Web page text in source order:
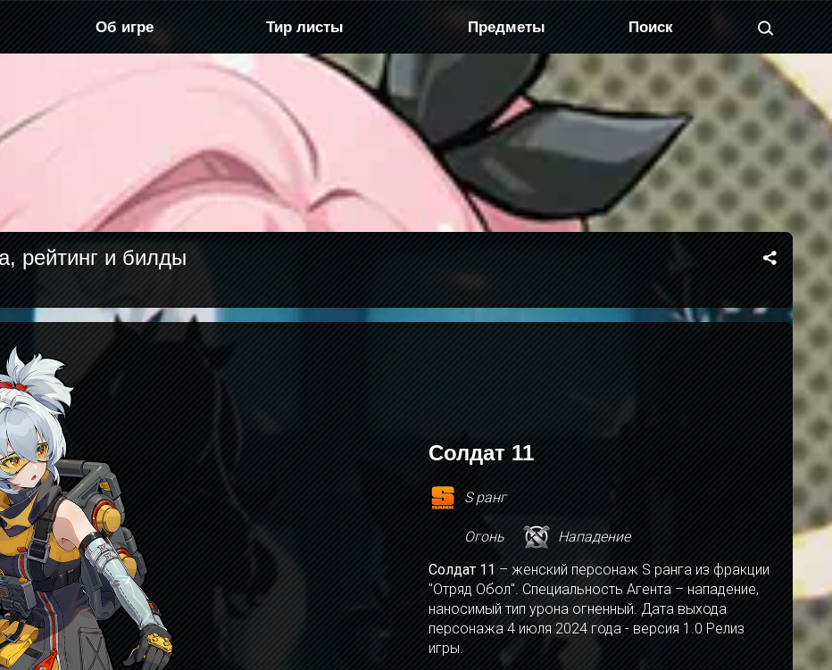
Об игре Тир листы Предметы
рейтинг и билды
Солдат 11
S ранг
Огонь
Нападение
Солдат 11 – женский персонаж S ранга из фракции
"Отряд Обол". Специальность Агента – нападение,
наносимый тип урона огненный. Дата выхода
персонажа 4 июля 2024 года - версия 1.0 Релиз
игры.